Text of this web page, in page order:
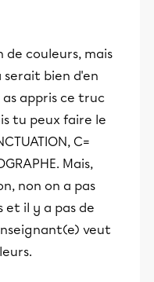
de couleurs, mais
serait bien d'en
as appris ce truc
tu peux faire le
C=
Mais,
non on a pas
et il y a pas de
veut